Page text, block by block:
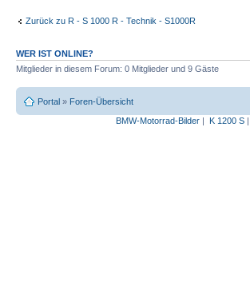
Zurück zu R - S 1000 R - Technik - S1000R
WER IST ONLINE?
Mitglieder in diesem Forum: 0 Mitglieder und 9 Gäste
Portal » Foren-Übersicht
BMW-Motorrad-Bilder| K 1200 S|